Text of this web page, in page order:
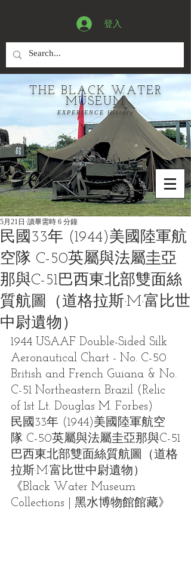
登入
THE BLACK WATER
MUSEUM
EXPERIENCE History
民國33年 (1944)美國陸軍航
空隊 C-50英屬與法屬圭亞
那與C-51巴西東北部雙面絲
質航圖（道格拉斯·M·富比世
中尉遺物）
5月21日 讀畢需時 6 分鐘
1944 USAAF Double-Sided Silk
Aeronautical Chart - No. C-50
British and French Guiana & No.
C-51 Northeastern Brazil (Relic
of 1st Lt. Douglas M. Forbes)
民國33年 (1944)美國陸軍航空
隊 C-50英屬與法屬圭亞那與C-51
巴西東北部雙面絲質航圖（道格
拉斯·M·富比世中尉遺物）
《Black Water Museum
Collections | 黑水博物館館藏》